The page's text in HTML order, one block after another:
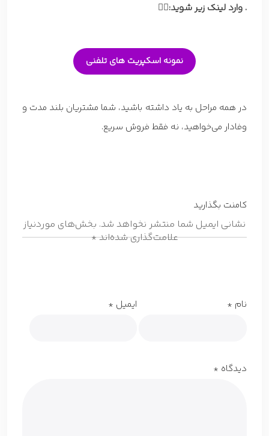
. وارد لینک زیر شوید:👇🏼
نمونه اسکپریت های تلفنی
در همه مراحل به یاد داشته باشید، شما مشتریان بلند مدت و
وفادار می‌خواهید، نه فقط فروش سریع.
کامنت بگذارید
نشانی ایمیل شما منتشر نخواهد شد. بخش‌های موردنیاز
علامت‌گذاری شده‌اند*
نام * ایمیل *
دیدگاه *